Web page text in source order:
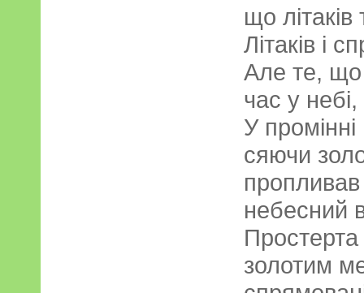
що
Літаків і
Але те, що
час у
У
сяючи
пропливав
небесний
золотим